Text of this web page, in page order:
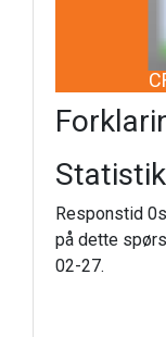
Responstid
på dette
02-27.